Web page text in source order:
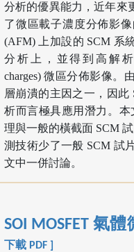
分析的優異能力，近年來
了微區載子濃度分佈影
(AFM) 上加設的 SCM 系
分析上，並得到高解析
charges) 微區分佈影像。
層崩潰的主因之一，因此
析而言極具應用潛力。
理與一般的橫截面 SCM
測技術少了一般 SCM 試
文中一併討論。
SOI MOSFET 氣
下載 PDF ]